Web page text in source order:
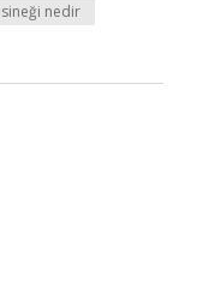
nedir